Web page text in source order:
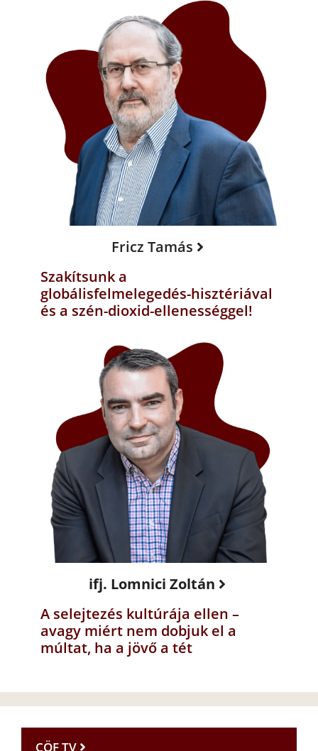
Fricz Tamás
Szakítsunk a
globálisfelmelegedés-hisztériával
és a szén-dioxid-ellenességgel!
ifj. Lomnici Zoltán
A selejtezés kultúrája ellen –
avagy miért nem dobjuk el a
múltat, ha a jövő a tét
CÖF TV